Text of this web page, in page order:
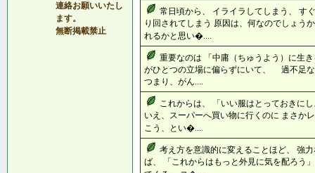
連絡お願いいたし
ます。
無断掲載禁止
常日頃から、 イライラしてしまう、 す
り回されてしまう 原因は、何なのでしょう
れるかと思い�....
重要なのは 「中庸（ちゅうよう）に生
がひとつの立場に偏らずにいて、 過不足
つまり、がん....
これからは、 「いい服はとっておきに
いえ、スーパーへ買い物に行くのに まさか
こう、とい�....
考え方を意識的に変えることほど、 強
ば、 「これからはもっと外見に気を配ろう